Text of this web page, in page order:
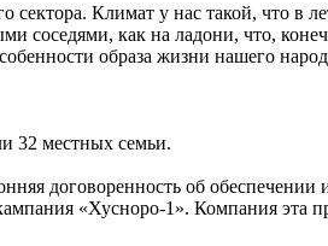
Климат у нас такой, что в
соседями, как на ладони, что,
образа жизни нашего
32 местных семьи.
договоренность об обеспечении
«Хусноро-1». Компания эта